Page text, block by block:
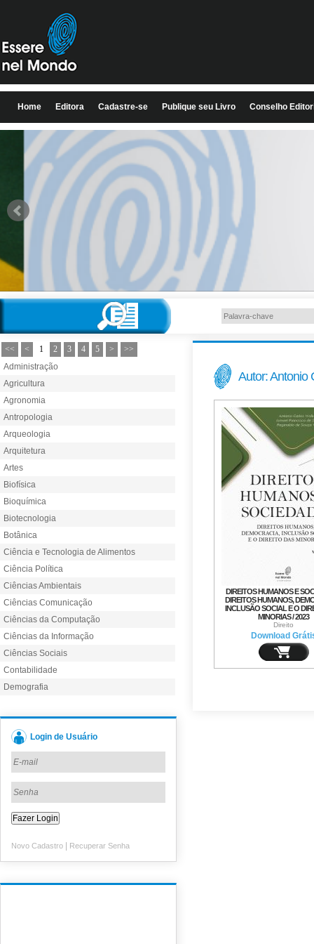
Home Editora Cadastre-se Publique seu Livro Conselho
<< < 1 2 3 4 5 >
>>
Administração
Agricultura
Agronomia
Antropologia
Arqueologia
Arquitetura
Artes
Biofísica
Bioquímica
Biotecnologia
Botânica
Ciência e Tecnologia de Alimentos
Ciência Política
Ciências Ambientais
Ciências Comunicação
Ciências da Computação
Ciências da Informação
Ciências Sociais
Contabilidade
Demografia
Login de Usuário
Novo Cadastro Recuperar Senha
Autor: Antonio
DIREITOS HUMANOS E
DIREITOS HUMANOS,
INCLUSÃO SOCIAL E O
MINORIAS / 2023
Direito
Download